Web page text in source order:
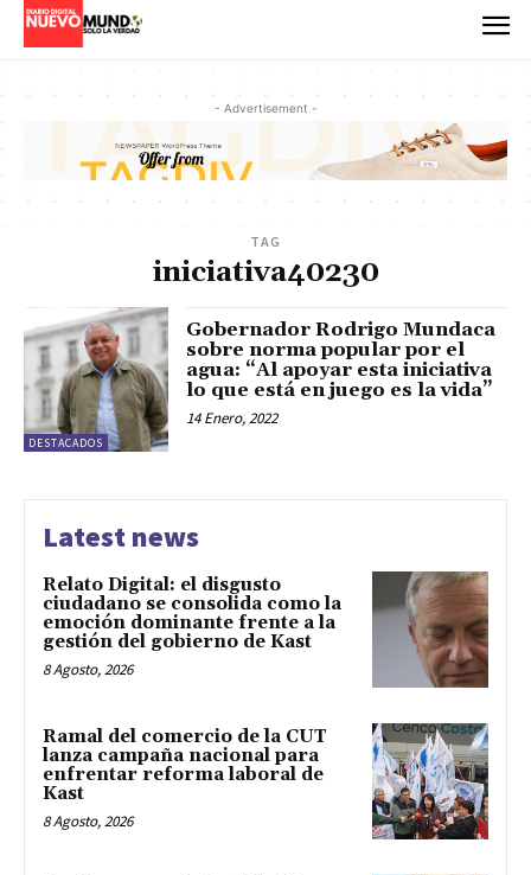
- Advertisement -
TAG
iniciativa40230
DESTACADOS
Gobernador Rodrigo Mundaca
sobre norma popular por el
agua: “Al apoyar esta iniciativa
lo que está en juego es la vida”
14 Enero, 2022
Latest news
Relato Digital: el disgusto
ciudadano se consolida como la
emoción dominante frente a la
gestión del gobierno de Kast
8 Agosto, 2026
Ramal del comercio de la CUT
lanza campaña nacional para
enfrentar reforma laboral de
Kast
8 Agosto, 2026